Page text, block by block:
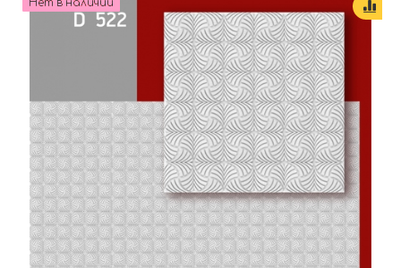
Нет в наличии